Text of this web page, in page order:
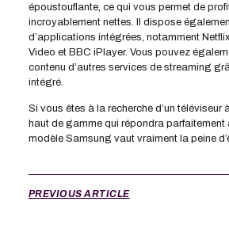
époustouflante, ce qui vous permet de
incroyablement nettes. Il dispose
d’applications intégrées, notamment
Video et BBC iPlayer. Vous pouvez
contenu d’autres services de streaming
intégré.
Si vous êtes à la recherche d’un téléviseur
haut de gamme qui répondra parfaitement
modèle Samsung vaut vraiment la peine
PREVIOUS ARTICLE